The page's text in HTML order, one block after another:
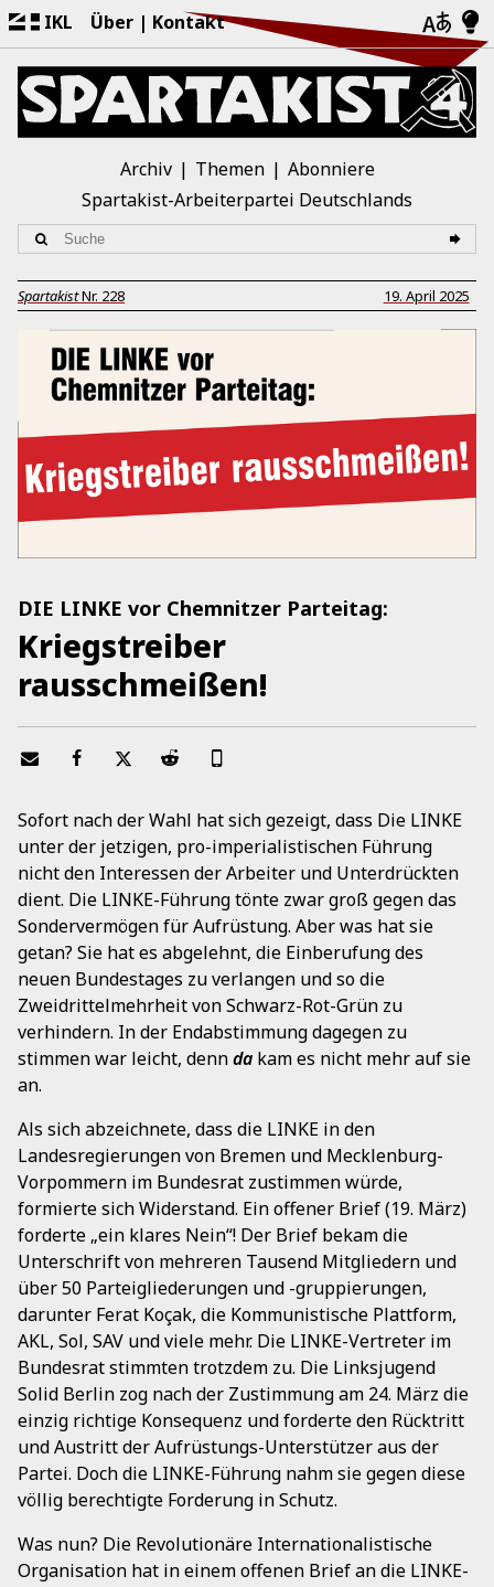
IKL Über Kontakt
Archiv Themen
Abonniere
Spartakist-Arbeiterpartei Deutschlands
SpartakistNr. 228 19. April 2025
DIE LINKE vor Chemnitzer Parteitag:
Kriegstreiber
rausschmeißen!
Sofort nach der Wahl hat sich gezeigt, dass Die LINKE
unter der jetzigen, pro-imperialistischen Führung
nicht den Interessen der Arbeiter und Unterdrückten
dient. Die LINKE-Führung tönte zwar groß gegen das
Sondervermögen für Aufrüstung. Aber was hat sie
getan? Sie hat es abgelehnt, die Einberufung des
neuen Bundestages zu verlangen und so die
Zweidrittelmehrheit von Schwarz-Rot-Grün zu
verhindern. In der Endabstimmung dagegen zu
stimmen war leicht, dennda kam es nicht mehr auf sie
an.
Als sich abzeichnete, dass die LINKE in den
Landesregierungen von Bremen und Mecklenburg-
Vorpommern im Bundesrat zustimmen würde,
formierte sich Widerstand. Ein offener Brief (19. März)
forderte „ein klares Nein“! Der Brief bekam die
Unterschrift von mehreren Tausend Mitgliedern und
über 50 Parteigliederungen und -gruppierungen,
darunter Ferat Koçak, die Kommunistische Plattform,
AKL, Sol, SAV und viele mehr. Die LINKE-Vertreter im
Bundesrat stimmten trotzdem zu. Die Linksjugend
Solid Berlin zog nach der Zustimmung am 24. März die
einzig richtige Konsequenz und forderte den Rücktritt
und Austritt der Aufrüstungs-Unterstützer aus der
Partei. Doch die LINKE-Führung nahm sie gegen diese
völlig berechtigte Forderung in Schutz.
Was nun? Die Revolutionäre Internationalistische
Organisation hat in einem offenen Brief an die LINKE-